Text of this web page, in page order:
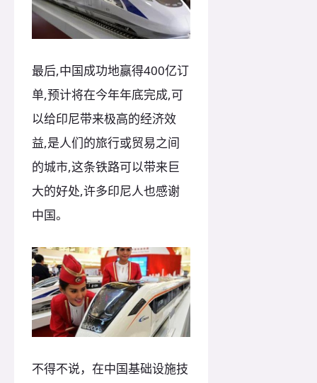
最后,中国成功地赢得400亿订
单,预计将在今年年底完成,可
以给印尼带来极高的经济效
益,是人们的旅行或贸易之间
的城市,这条铁路可以带来巨
大的好处,许多印尼人也感谢
中国。
不得不说，在中国基础设施技